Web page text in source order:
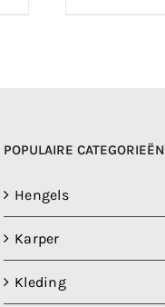
POPULAIRE CATEGORIEËN
Hengels
Karper
Kleding